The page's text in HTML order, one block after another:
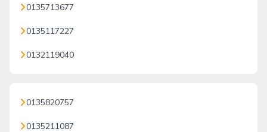
0135713677
0135117227
0132119040
0135820757
0135211087